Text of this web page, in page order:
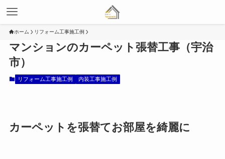
ホーム リフォーム工事施工例
マンションのカーペット張替工事（宇治
市）
リフォーム工事施工例 内装工事施工例
カーペットを張替てお部屋を綺麗に